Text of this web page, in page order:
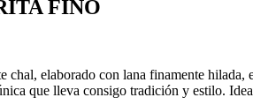
FINO
chal, elaborado con lana finamente
que lleva consigo tradición y estilo.